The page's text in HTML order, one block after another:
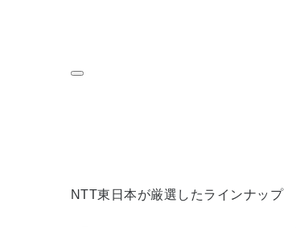
NTT東日本が厳選したラインナップ